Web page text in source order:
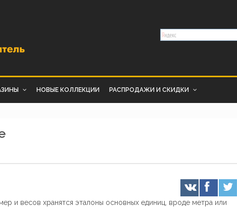
НОВЫЕ КОЛЛЕКЦИИ РАСПРОДАЖИ И СКИДКИ
и весов хранятся эталоны основных единиц, вроде метра или